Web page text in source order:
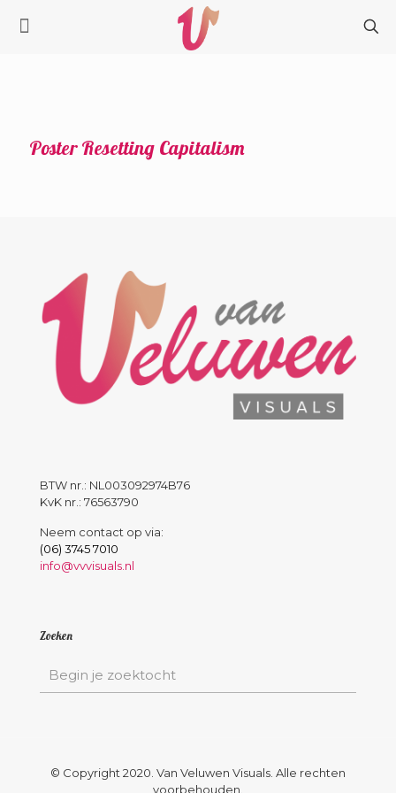
Poster Resetting Capitalism
BTW nr.: NL003092974B76
KvK nr.: 76563790
Neem contact op via:
(06) 3745 7010
info@vvvisuals.nl
Zoeken
© Copyright 2020. Van Veluwen Visuals. Alle rechten
voorbehouden.